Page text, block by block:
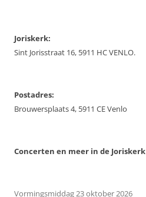
Joriskerk:
Sint Jorisstraat 16, 5911 HC VENLO.
Postadres:
Brouwersplaats 4, 5911 CE Venlo
Concerten en meer in de Joriskerk
Vormingsmiddag 23 oktober 2026